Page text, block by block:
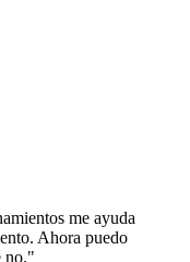
me ayuda
Ahora puedo
no."